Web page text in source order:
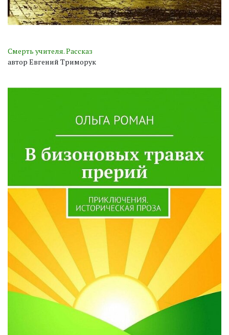
Смерть учителя. Рассказ
автор Евгений Триморук